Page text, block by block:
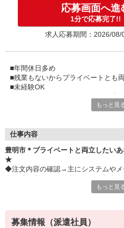
応募画面へ進
1分で応募完了!!
求人応募期間：2026/08/
■年間休日多め
■残業もないからプライベートとも
■未経験OK
ークです
もっと見
仕事内容
豊明市＊プライベートと両立したい
★
◆注文内容の確認→主にシステムやメ
◆社内資料の作成、売り上げテータ
もっと見
募集情報（派遣社員）